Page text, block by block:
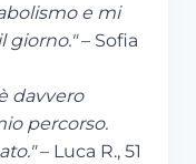
e mi
giorno."– Sofia
davvero
percorso.
– Luca R., 51